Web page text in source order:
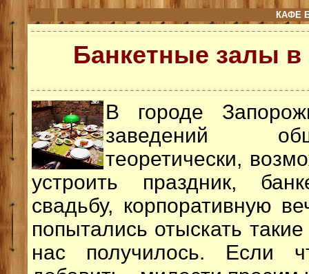
КАФЕ
Банкетные залы
В городе
заведений
теоретически,
устроить праздник,
свадьбу, корпоративную
попытались отыскать
нас получилось. Если